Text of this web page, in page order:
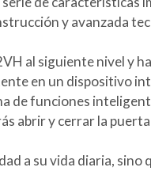
y avanzada
al siguiente nivel y
en un dispositivo
de funciones
abrir y cerrar la
a su vida diaria,